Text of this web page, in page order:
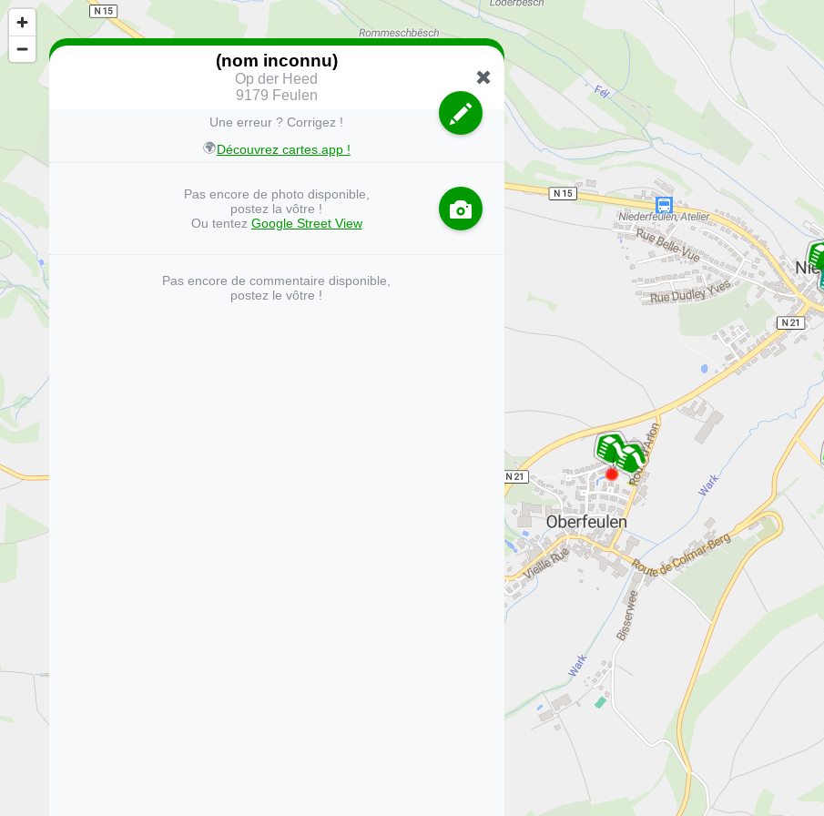
(nom inconnu)
Op der Heed
9179 Feulen
Une erreur ? Corrigez !
🌍Découvrez cartes.app !
Pas encore de photo disponible,
postez la vôtre !
Ou tentez Google Street View
Pas encore de commentaire disponible,
postez le vôtre !